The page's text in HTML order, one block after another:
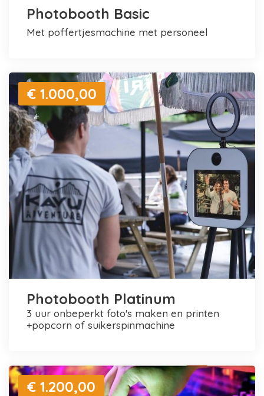
Photobooth Basic
met poffertjesmachine met personeel
€ 1.000,00
Photobooth Platinum
3 uur onbeperkt foto's maken en printen
+popcorn of suikerspinmachine
€ 1.200,00